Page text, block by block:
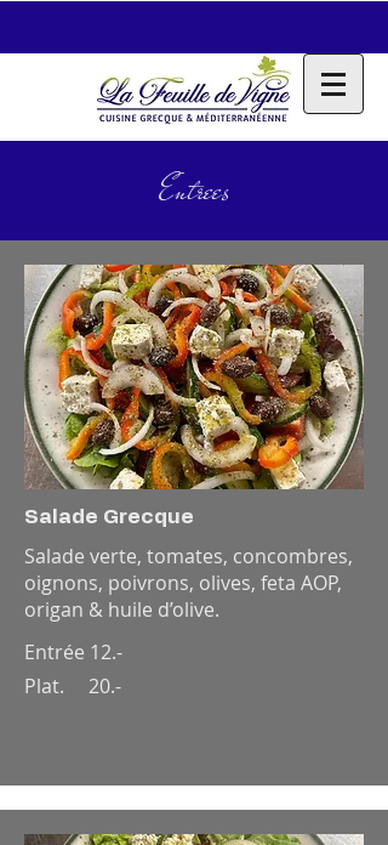
Entrees
Salade Grecque
Salade verte, tomates, concombres,
oignons, poivrons, olives, feta AOP,
origan & huile d’olive.
Entrée 12.-
Plat. 20.-